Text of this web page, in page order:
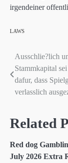
irgendeiner
LAWS
Post
navigation
Ausschlie?lich
Stammkapital
dafur, dass
verlasslich
Related
Red dog
July 2026 Extra